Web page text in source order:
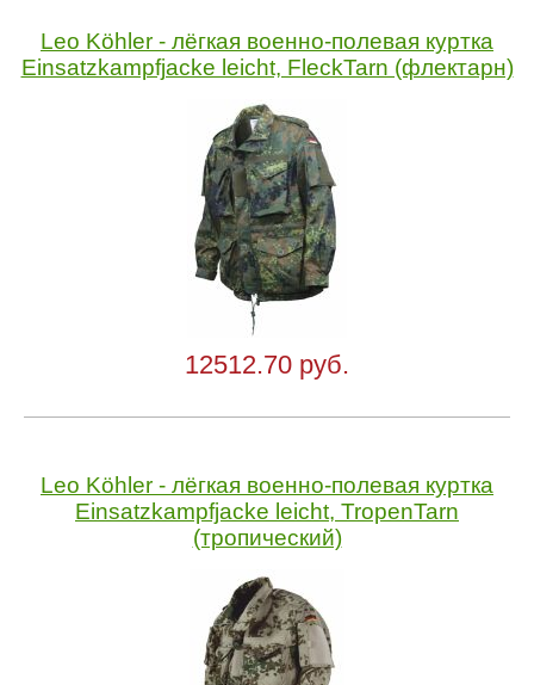
Leo Köhler - лёгкая военно-полевая куртка
Einsatzkampfjacke leicht, FleckTarn (флектарн)
12512.70 руб.
Leo Köhler - лёгкая военно-полевая куртка
Einsatzkampfjacke leicht, TropenTarn
(тропический)